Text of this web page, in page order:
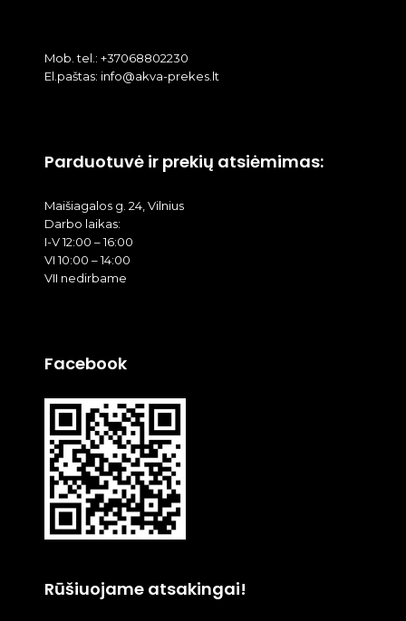
Mob. tel.: +37068802230
El.paštas: info@akva-prekes.lt
Parduotuvė ir prekių atsiėmimas:
Maišiagalos g. 24, Vilnius
Darbo laikas:
I-V 12:00 – 16:00
VI 10:00 – 14:00
VII nedirbame
Facebook
Rūšiuojame atsakingai!